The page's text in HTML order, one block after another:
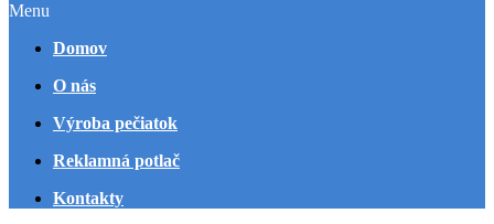
Menu
Domov
O nás
Výroba pečiatok
Reklamná potlač
Kontakty